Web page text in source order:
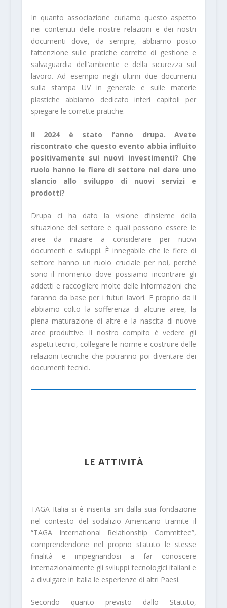
In quanto associazione curiamo questo aspetto
nei contenuti delle nostre relazioni e dei nostri
documenti dove, da sempre, abbiamo posto
l’attenzione sulle pratiche corrette di gestione e
salvaguardia dell’ambiente e della sicurezza sul
lavoro. Ad esempio negli ultimi due documenti
sulla stampa UV in generale e sulle materie
plastiche abbiamo dedicato interi capitoli per
spiegare le corrette pratiche.
Il 2024 è stato l’anno drupa. Avete
riscontrato che questo evento abbia influito
positivamente sui nuovi investimenti? Che
ruolo hanno le fiere di settore nel dare uno
slancio allo sviluppo di nuovi servizi e
prodotti?
Drupa ci ha dato la visione d’insieme della
situazione del settore e quali possono essere le
aree da iniziare a considerare per nuovi
documenti e sviluppi. È innegabile che le fiere di
settore hanno un ruolo cruciale per noi, perché
sono il momento dove possiamo incontrare gli
addetti e raccogliere molte delle informazioni che
faranno da base per i futuri lavori. E proprio da lì
abbiamo colto la sofferenza di alcune aree, la
piena maturazione di altre e la nascita di nuove
aree produttive. Il nostro compito è vedere gli
aspetti tecnici, collegare le norme e costruire delle
relazioni tecniche che potranno poi diventare dei
documenti tecnici.
LE ATTIVITÀ
TAGA Italia si è inserita sin dalla sua fondazione
nel contesto del sodalizio Americano tramite il
“TAGA International Relationship Committee”,
comprendendone nel proprio statuto le stesse
finalità e impegnandosi a far conoscere
internazionalmente gli sviluppi tecnologici italiani e
a divulgare in Italia le esperienze di altri Paesi.
Secondo quanto previsto dallo Statuto,